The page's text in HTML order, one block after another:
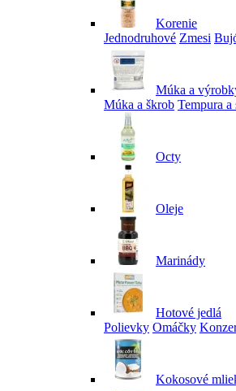
Korenie
Jednodruhové Zmesi
Múka a
Múka a škrob Tempura a
Octy
Oleje
Marinády
Hotové jedlá
Polievky Omáčky
Kokosové